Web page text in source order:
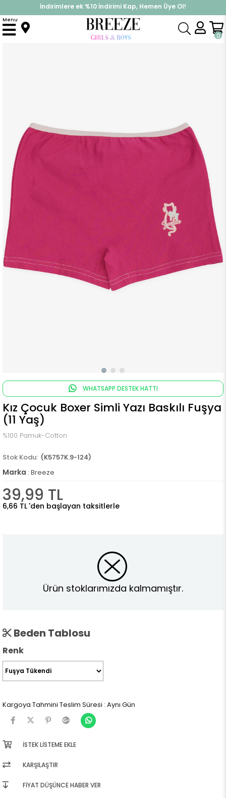
%30 Sepette Yaz İndirimi, Hemen Al!
İndirimlere ek %10 İndirimi Kap, Hemen Üye Ol!
0
Menu
Anasayfa Pijama & İç Giyim KIZ İç Giyim Kız Çocuk Boxer Simli Yazı Baskılı Fuşya (11 Yaş)
WHATSAPP DESTEK HATTI
Kız Çocuk Boxer Simli Yazı Baskılı Fuşya
(11 Yaş)
%100 Pamuk-Cotton
(K5757K.9-124)
Marka : Breeze
39,99 TL
6,66 TL 'den başlayan taksitlerle
Ürün stoklarımızda kalmamıştır.
Beden Tablosu
Renk
Kargoya Tahmini Teslim Süresi : Aynı Gün
İSTEK LISTEME EKLE
KARŞILAŞTIR
FIYAT DÜŞÜNCE HABER VER